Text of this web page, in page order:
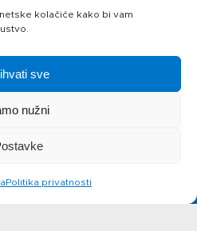
kolačiće kako bi vam
sve
nužni
Politika privatnosti